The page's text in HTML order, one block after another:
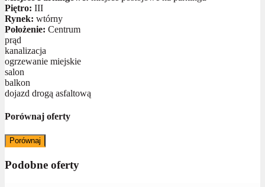
Piętro: III
Rynek: wtórny
Położenie: Centrum
prąd
kanalizacja
ogrzewanie miejskie
salon
balkon
dojazd drogą asfaltową
Porównaj oferty
Porównaj
Podobne oferty